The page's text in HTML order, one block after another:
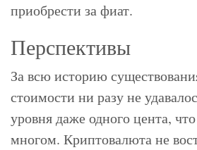
приобрести за фиат.
Перспективы
За всю историю
стоимости ни разу не
уровня даже одного цента,
многом. Криптовалюта не